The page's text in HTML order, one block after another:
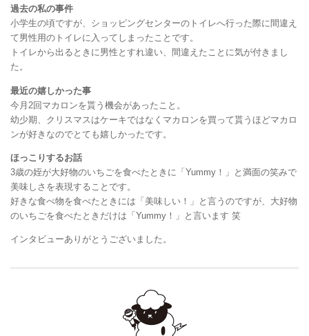
過去の私の事件
小学生の頃ですが、ショッピングセンターのトイレへ行った際に間違え
て男性用のトイレに入ってしまったことです。
トイレから出るときに男性とすれ違い、間違えたことに気が付きまし
た。
最近の嬉しかった事
今月2回マカロンを貰う機会があったこと。
幼少期、クリスマスはケーキではなくマカロンを買って貰うほどマカロ
ンが好きなのでとても嬉しかったです。
ほっこりするお話
3歳の姪が大好物のいちごを食べたときに「Yummy！」と満面の笑みで
美味しさを表現することです。
好きな食べ物を食べたときには「美味しい！」と言うのですが、大好物
のいちごを食べたときだけは「Yummy！」と言います 笑
インタビューありがとうございました。